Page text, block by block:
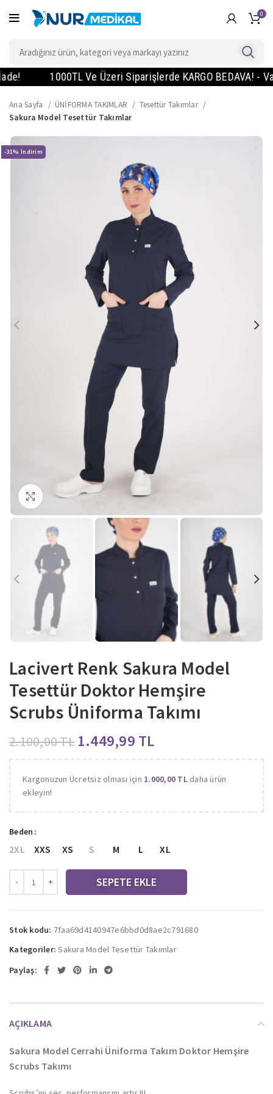
0
1000TL Ve Üzeri Siparişlerde KARGO BEDAVA! -
Ana Sayfa ÜNİFORMA TAKIMLAR
Tesettür Takımlar
Sakura Model Tesettür Takımlar
-31%
Büyütmek için tıklayın
Lacivert Renk Sakura Model
Tesettür Doktor Hemşire
Scrubs Üniforma Takımı
2.100,00TL 1.449,99 TL
Kargonuzun Ücretsiz olması için 1.000,00 TLdaha ürün
ekleyin!
Beden
2XL XXS XS S M L XL
SEPETE EKLE
Stok kodu: 7faa69d4140947e6bbd0d8ae2c791680
Kategoriler: Sakura Model Tesettür Takımlar
Paylaş:
AÇIKLAMA
Sakura Model Cerrahi Üniforma Takım Doktor Hemşire
Scrubs Takımı